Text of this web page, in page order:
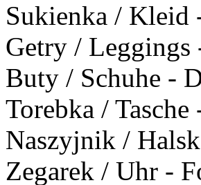
Sukienka / Kleid
Getry /
Buty / Schuhe -
Torebka / Tasche
Naszyjnik /
Zegarek / Uhr -